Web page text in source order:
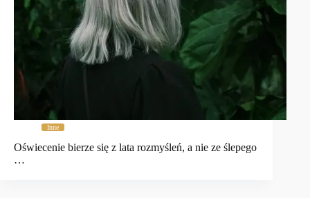
Inne
Oświecenie bierze się z lata rozmyśleń, a nie ze ślepego
…